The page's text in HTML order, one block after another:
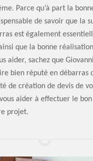
Parce qu’à part la
de savoir que la
est également
que la bonne
aider, sachez que
bien réputé en débarras
de création de devis de
aider à effectuer le
projet.